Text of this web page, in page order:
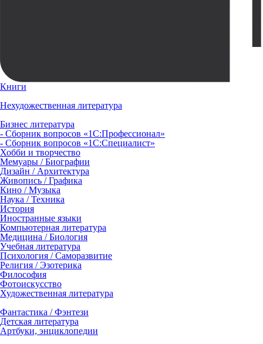
Книги
Нехудожественная литература
Бизнес литература
- Сборник вопросов «1С:Профессионал»
- Сборник вопросов «1С:Специалист»
Хобби и творчество
Мемуары / Биографии
Дизайн / Архитектура
Живопись / Графика
Кино / Музыка
Наука / Техника
История
Иностранные языки
Компьютерная литература
Медицина / Биология
Учебная литература
Психология / Саморазвитие
Религия / Эзотерика
Философия
Фотоискусство
Художественная литература
Фантастика / Фэнтези
Детская литература
Артбуки, энциклопедии